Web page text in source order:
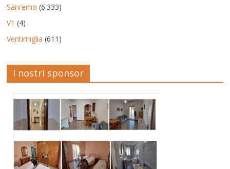
Sanremo (6.333)
V1 (4)
Ventimiglia (611)
I nostri sponsor